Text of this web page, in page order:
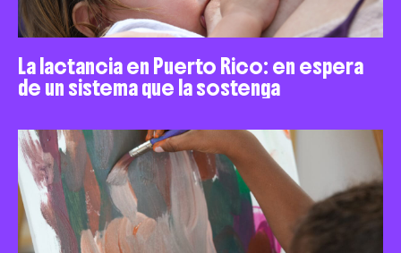
La lactancia en Puerto Rico: en espera
de un sistema que la sostenga